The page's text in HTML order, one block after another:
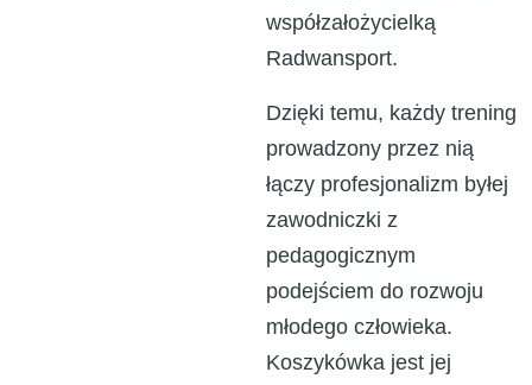
współzałożycielką
Radwansport.
Dzięki temu, każdy trening
prowadzony przez nią
łączy profesjonalizm byłej
zawodniczki z
pedagogicznym
podejściem do rozwoju
młodego człowieka.
Koszykówka jest jej